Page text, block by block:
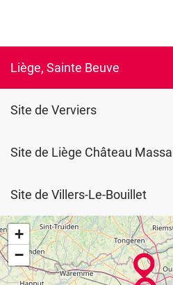
+
−
Liège, Sainte Beuve
Site de Verviers
Site de Liège Château
Site de Villers-Le-Bouillet